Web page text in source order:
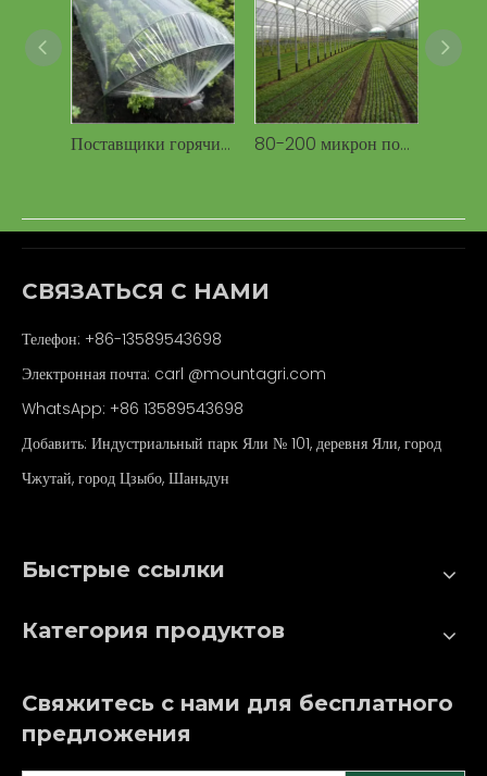
Поставщики горячих продаваемых продуктов, сельскохозяйственная пленка, используемая в теплицах, с УФ-покрытием, для выращивания овощей и цветов 80-200 микрон полиэтиленовая пленка для теплицы полиэтиленовая пленка для теплицы черничная ферма томат
СВЯЗАТЬСЯ С НАМИ
Телефон: +86-13589543698
Электронная почта: carl @mountagri.com
WhatsApp: +86 13589543698
Добавить: Индустриальный парк Яли № 101, деревня Яли, город
Чжутай, город Цзыбо, Шаньдун
Быстрые ссылки
Категория продуктов
Свяжитесь с нами для бесплатного
предложения